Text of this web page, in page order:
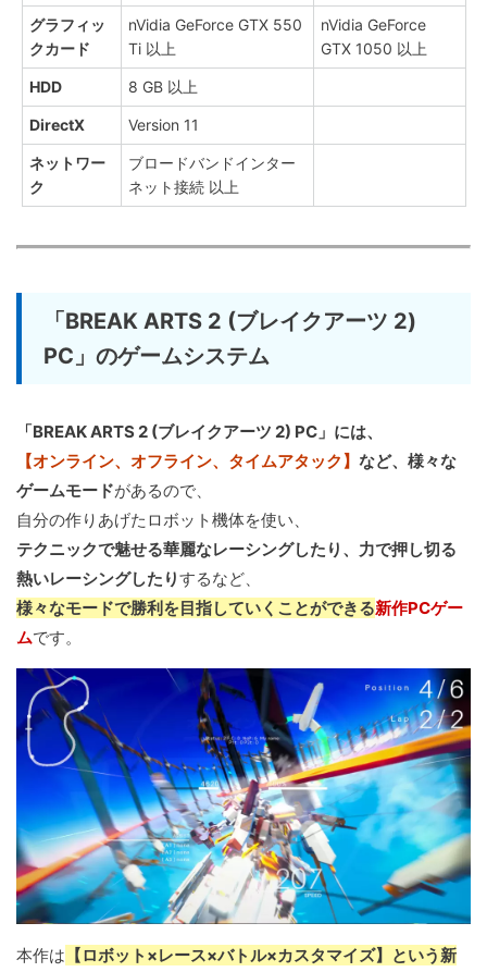
グラフィッ
クカード
nVidia GeForce GTX 550
Ti 以上
nVidia GeForce
GTX 1050 以上
HDD 8 GB 以上
DirectX Version 11
ネットワー
ク
ブロードバンドインター
ネット接続 以上
「BREAK ARTS 2 (ブレイクアーツ 2)
PC」のゲームシステム
「BREAK ARTS 2 (ブレイクアーツ 2) PC」には、
【オンライン、オフライン、タイムアタック】 など、様々な
ゲームモードがあるので、
自分の作りあげたロボット機体を使い、
テクニックで魅せる華麗なレーシングしたり、力で押し切る
熱いレーシングしたりするなど、
様々なモードで勝利を目指していくことができる新作PCゲー
ムです。
本作は 【ロボット×レース×バトル×カスタマイズ】という新